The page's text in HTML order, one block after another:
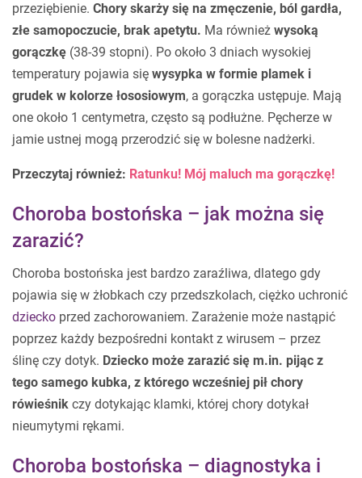
przeziębienie. Chory skarży się na zmęczenie, ból gardła,
złe samopoczucie, brak apetytu. Ma również wysoką
gorączkę (38-39 stopni). Po około 3 dniach wysokiej
temperatury pojawia się wysypka w formie plamek i
grudek w kolorze łososiowym, a gorączka ustępuje. Mają
one około 1 centymetra, często są podłużne. Pęcherze w
jamie ustnej mogą przerodzić się w bolesne nadżerki.
Przeczytaj również: Ratunku! Mój maluch ma gorączkę!
Choroba bostońska – jak można się
zarazić?
Choroba bostońska jest bardzo zaraźliwa, dlatego gdy
pojawia się w żłobkach czy przedszkolach, ciężko uchronić
dziecko przed zachorowaniem. Zarażenie może nastąpić
poprzez każdy bezpośredni kontakt z wirusem – przez
ślinę czy dotyk. Dziecko może zarazić się m.in. pijąc z
tego samego kubka, z którego wcześniej pił chory
rówieśnik czy dotykając klamki, której chory dotykał
nieumytymi rękami.
Choroba bostońska – diagnostyka i